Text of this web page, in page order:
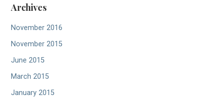
Archives
November 2016
November 2015
June 2015
March 2015
January 2015